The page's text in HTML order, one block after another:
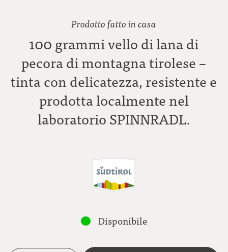
Prodotto fatto in casa
100 grammi vello di lana di
pecora di montagna tirolese –
tinta con delicatezza, resistente e
prodotta localmente nel
laboratorio SPINNRADL.
Disponibile